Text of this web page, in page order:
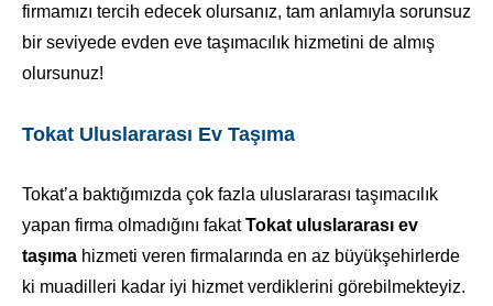
firmamızı tercih edecek olursanız, tam anlamıyla sorunsuz
bir seviyede evden eve taşımacılık hizmetini de almış
olursunuz!
Tokat Uluslararası Ev Taşıma
Tokat’a baktığımızda çok fazla uluslararası taşımacılık
yapan firma olmadığını fakatTokat uluslararası ev
taşıma hizmeti veren firmalarında en az büyükşehirlerde
ki muadilleri kadar iyi hizmet verdiklerini görebilmekteyiz.